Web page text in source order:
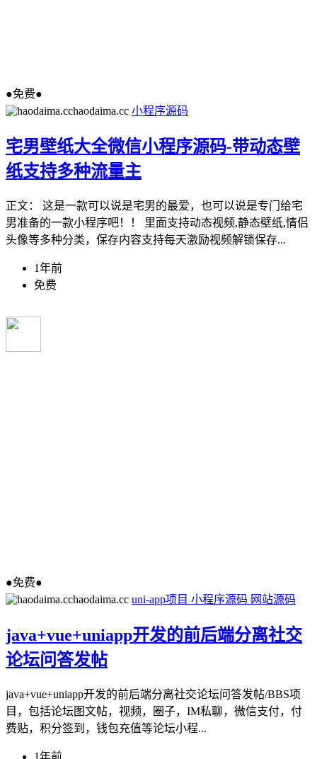
●免费●
haodaima.cc 小程序源码
宅男壁纸大全微信小程序源码-带动态壁
纸支持多种流量主
正文： 这是一款可以说是宅男的最爱，也可以说是专门给宅
男准备的一款小程序吧！！ 里面支持动态视频,静态壁纸,情侣
头像等多种分类，保存内容支持每天激励视频解锁保存...
1年前
免费
●免费●
haodaima.cc uni-app项目 小程序源码 网站源码
java+vue+uniapp开发的前后端分离社交
论坛问答发帖
java+vue+uniapp开发的前后端分离社交论坛问答发帖/BBS项
目，包括论坛图文帖，视频，圈子，IM私聊，微信支付，付
费贴，积分签到，钱包充值等论坛小程...
1年前